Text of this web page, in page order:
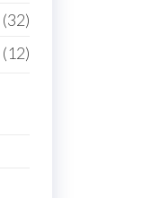
products
3232
products
1212